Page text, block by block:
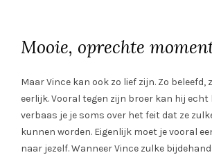
Mooie, oprechte
Maar Vince kan ook zo lief zijn. Zo beleefd,
eerlijk. Vooral tegen zijn broer kan hij echt
verbaas je je soms over het feit dat ze
kunnen worden. Eigenlijk moet je vooral
naar jezelf. Wanneer Vince zulke